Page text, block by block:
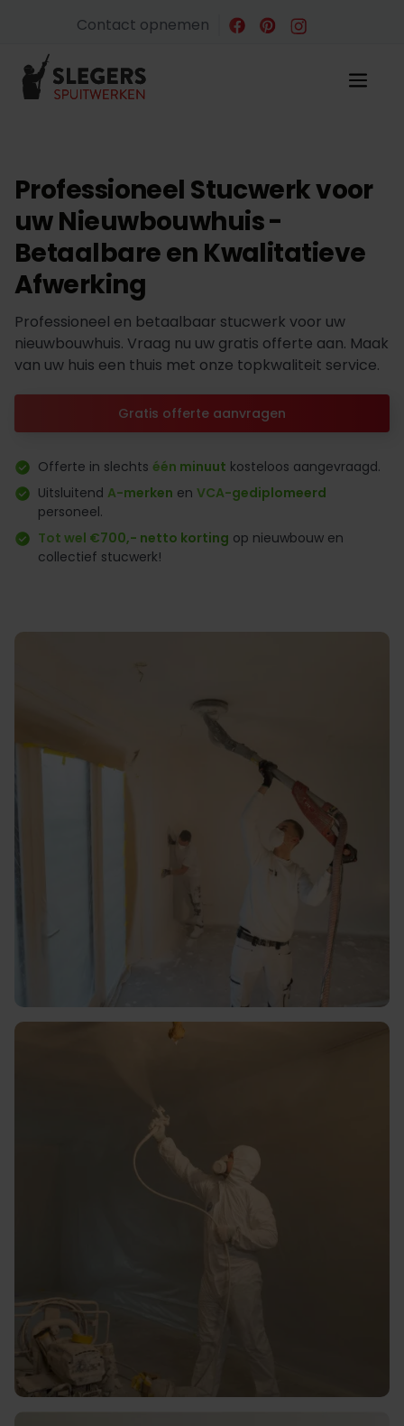
Contact opnemen
Professioneel Stucwerk voor
uw Nieuwbouwhuis -
Betaalbare en Kwalitatieve
Afwerking
Professioneel en betaalbaar stucwerk voor uw
nieuwbouwhuis. Vraag nu uw gratis offerte aan. Maak
van uw huis een thuis met onze topkwaliteit service.
Gratis offerte aanvragen
Offerte in slechts één minuut kosteloos aangevraagd.
Uitsluitend A-merken en VCA-gediplomeerd
personeel.
Tot wel €700,- netto korting op nieuwbouw en
collectief stucwerk!
Topkwaliteit nieuwbouw